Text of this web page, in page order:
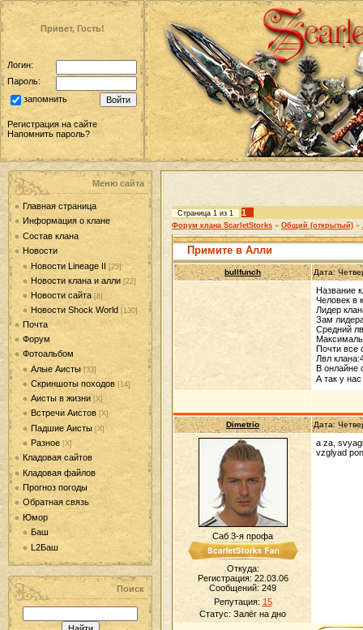
Привет, Гость!
Логин:
Пароль:
запомнить
Регистрация на сайте
Напомнить пароль?
Меню сайта
Главная страница
Информация о клане
Состав клана
Новости
Новости Lineage II [25]
Новости клана и алли [22]
Новости сайта [8]
Новости Shock World [130]
Почта
Форум
Фотоальбом
Алые Аисты [33]
Скриншоты походов [14]
Аисты в жизни [Х]
Встречи Аистов [Х]
Падшие Аисты [Х]
Разное [Х]
Кладовая сайтов
Кладовая файлов
Прогноз погоды
Обратная связь
Юмор
Баш
L2Баш
Поиск
Страница 1 из 1 1
Форум клана ScarletStorks » Общий (открытый) »
Примите в Алли
bullfunch Дата:
Название
Человек в
Лидер
Зам
Средний
Почти все
Лвл
В онлайне
А так у
Dimetrio Дата:
Саб 3-я профа
Откуда:
Регистрация: 22.03.06
Сообщений: 249
Репутация: 15
Статус: Залёг на дно
a za,
vzglyad